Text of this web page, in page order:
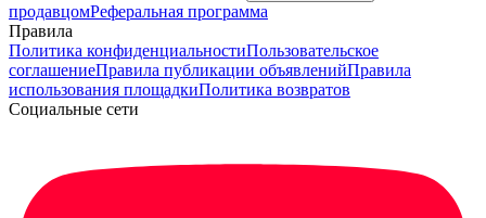
продавцомРеферальная программа
Правила
Политика конфиденциальностиПользовательское
соглашениеПравила публикации объявленийПравила
использования площадкиПолитика возвратов
Социальные сети